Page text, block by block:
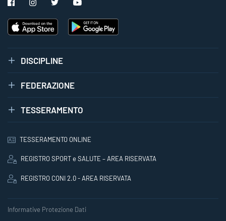
DISCIPLINE
FEDERAZIONE
TESSERAMENTO
TESSERAMENTO ONLINE
REGISTRO SPORT e SALUTE – AREA RISERVATA
REGISTRO CONI 2.0 - AREA RISERVATA
Informative Protezione Dati